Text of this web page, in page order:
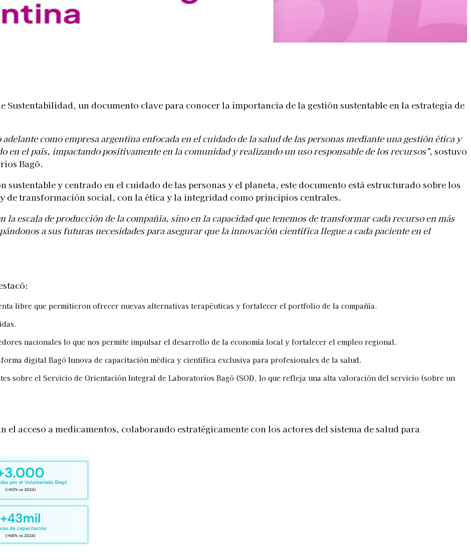
Sustentabilidad, un documento clave para conocer la importancia de la gestión sustentable en la estrategia de
como empresa argentina enfocada en el cuidado de la salud de las personas mediante una gestión ética y
el país, impactando positivamente en la comunidad y realizando un uso responsable de los recursos”, sostuvo
Bagó.
sustentable y centrado en el cuidado de las personas y el planeta, este documento está estructurado sobre los
de transformación social, con la ética y la integridad como principios centrales.
la escala de producción de la compañía, sino en la capacidad que tenemos de transformar cada recurso en más
a sus futuras necesidades para asegurar que la innovación científica llegue a cada paciente en el
libre que permitieron ofrecer nuevas alternativas terapéuticas y fortalecer el portfolio de la compañía.
nacionales lo que nos permite impulsar el desarrollo de la economía local y fortalecer el empleo regional.
digital Bagó Innova de capacitación médica y científica exclusiva para profesionales de la salud.
sobre el Servicio de Orientación Integral de Laboratorios Bagó (SOI), lo que refleja una alta valoración del servicio (sobre un
acceso a medicamentos, colaborando estratégicamente con los actores del sistema de salud para